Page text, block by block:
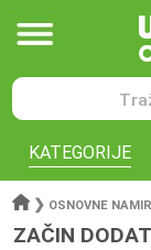
KATEGORIJE
❯ OSNOVNE
ZAČIN